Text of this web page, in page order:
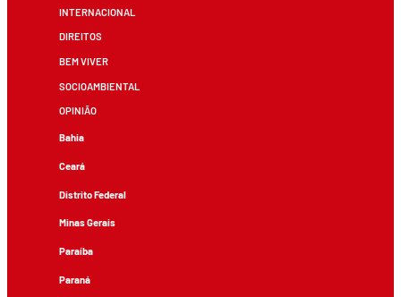
INTERNACIONAL
DIREITOS
BEM VIVER
SOCIOAMBIENTAL
OPINIÃO
Bahia
Ceará
Distrito Federal
Minas Gerais
Paraíba
Paraná